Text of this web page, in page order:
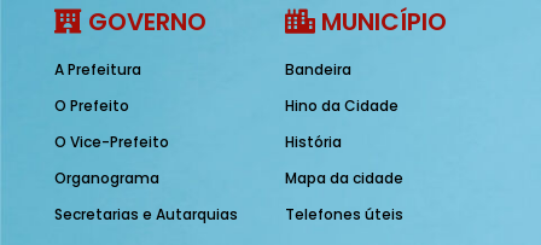
GOVERNO
A Prefeitura
O Prefeito
O Vice-Prefeito
Organograma
Secretarias e Autarquias
MUNICÍPIO
Bandeira
Hino da Cidade
História
Mapa da cidade
Telefones úteis